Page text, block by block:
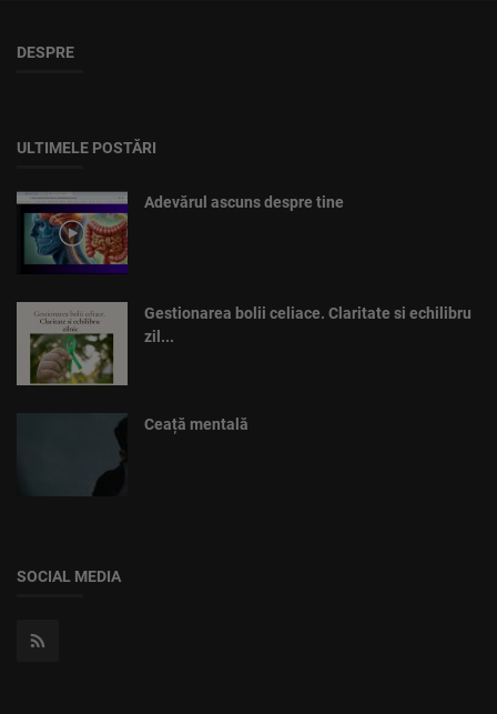
DESPRE
ULTIMELE POSTĂRI
Adevărul ascuns despre tine
Gestionarea bolii celiace. Claritate si echilibru
zil...
Ceață mentală
SOCIAL MEDIA